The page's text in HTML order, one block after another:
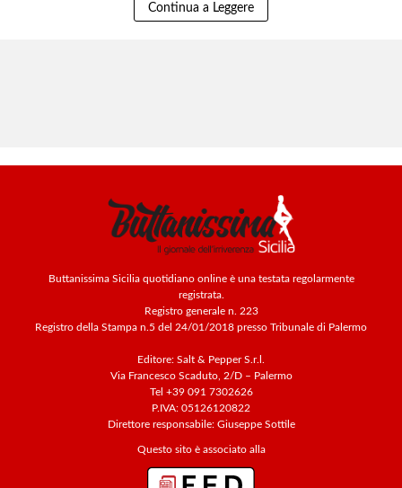
Continua a Leggere
Buttanissima Sicilia quotidiano online è una testata regolarmente
registrata.
Registro generale n. 223
Registro della Stampa n.5 del 24/01/2018 presso Tribunale di Palermo
Editore: Salt & Pepper S.r.l.
Via Francesco Scaduto, 2/D – Palermo
Tel +39 091 7302626
P.IVA: 05126120822
Direttore responsabile: Giuseppe Sottile
Questo sito è associato alla